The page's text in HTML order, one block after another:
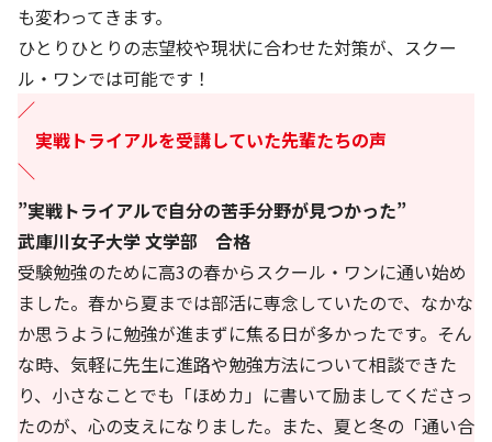
も変わってきます。
ひとりひとりの志望校や現状に合わせた対策が、スクー
ル・ワンでは可能です！
／
実戦トライアルを受講していた先輩たちの声
＼
”実戦トライアルで自分の苦手分野が見つかった”
武庫川女子大学 文学部 合格
受験勉強のために高3の春からスクール・ワンに通い始め
ました。春から夏までは部活に専念していたので、なかな
か思うように勉強が進まずに焦る日が多かったです。そん
な時、気軽に先生に進路や勉強方法について相談できた
り、小さなことでも「ほめカ」に書いて励ましてくださっ
たのが、心の支えになりました。また、夏と冬の「通い合